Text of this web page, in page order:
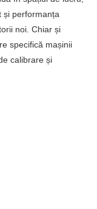
și performanța
noi. Chiar și
specifică mașinii
calibrare și